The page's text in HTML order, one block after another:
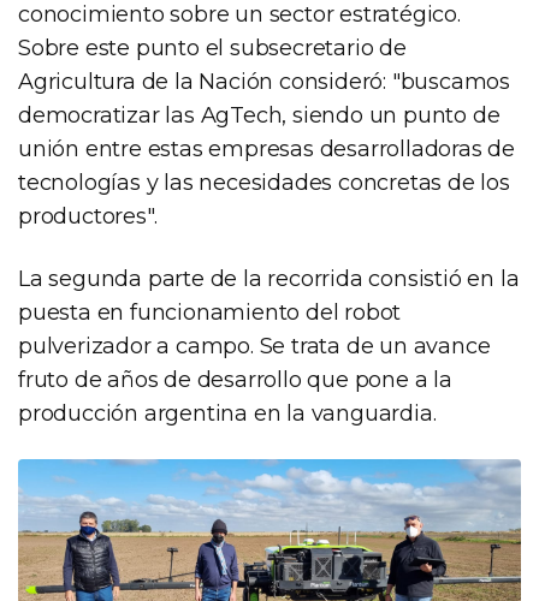
conocimiento sobre un sector estratégico.
Sobre este punto el subsecretario de
Agricultura de la Nación consideró: "buscamos
democratizar las AgTech, siendo un punto de
unión entre estas empresas desarrolladoras de
tecnologías y las necesidades concretas de los
productores".
La segunda parte de la recorrida consistió en la
puesta en funcionamiento del robot
pulverizador a campo. Se trata de un avance
fruto de años de desarrollo que pone a la
producción argentina en la vanguardia.